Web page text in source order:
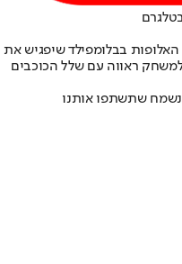
בבלומפילד שיפגיש את
למשחק ראווה עם שלל הכוכבים
שתשתפו אותנו